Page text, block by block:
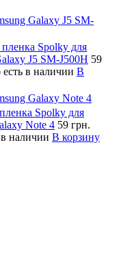
Galaxy J5 SM-
пленка Spolky для
J5 SM-J500H 59
есть в наличии В
Galaxy Note 4
Spolky для
Note 4 59 грн.
наличии В корзину